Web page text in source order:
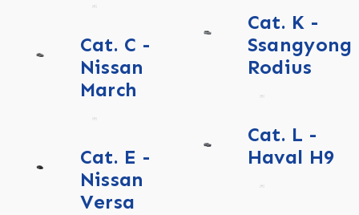
Cat. C -
Nissan
March
Cat. E -
Nissan
Versa
Cat. K -
Ssangyong
Rodius
Cat. L -
Haval H9